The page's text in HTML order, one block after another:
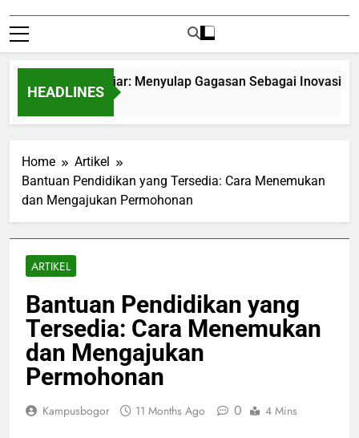
HEADLINES
Pelajar: Menyulap Gagasan Sebagai Inovasi
Home
Artikel
Bantuan Pendidikan yang Tersedia: Cara Menemukan
dan Mengajukan Permohonan
ARTIKEL
Bantuan Pendidikan yang
Tersedia: Cara Menemukan
dan Mengajukan
Permohonan
Kampusbogor 11 Months Ago 0 4 Mins